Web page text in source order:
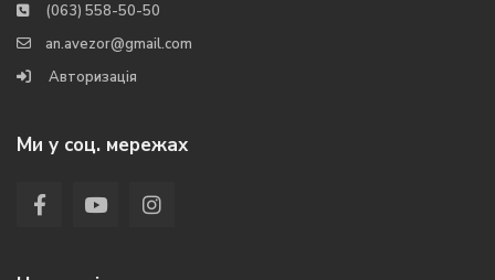
(063) 558-50-50
an.avezor@gmail.com
Авторизація
Ми у соц. мережах